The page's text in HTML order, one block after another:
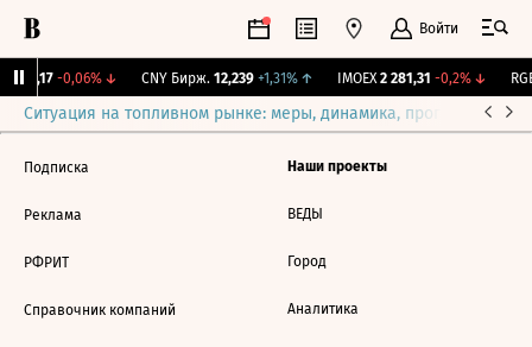
Войти
115,17 -0,06%↓ CNY Бирж. 12,239 +1,31%↑ IMOEX 2 281,31 -0,2%↓
Ситуация на топливном рынке: меры, динамика, прогнозы
Подписка
Реклама
РФРИТ
Справочник компаний
Наши проекты
ВЕДЫ
Город
Аналитика